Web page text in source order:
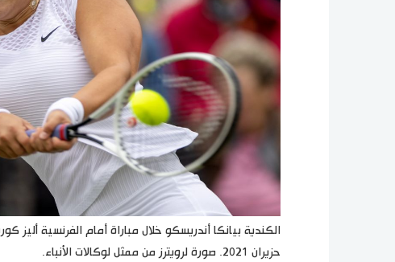
حزيران 2021. صورة لرويترز من ممثل لوكالات الأنباء.